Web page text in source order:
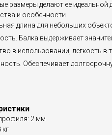
размеры делают ее идеальной
и особенности
длина для небольших
Балка выдерживает
в использовании, легкость в
Обеспечивает
2 мм
кг